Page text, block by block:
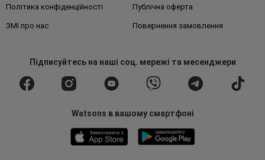
Політика конфіденційності Публічна оферта
ЗМІ про нас Повернення замовлення
Підписуйтесьна наші соц. мережі та месенджери
Watsons в вашому смартфоні